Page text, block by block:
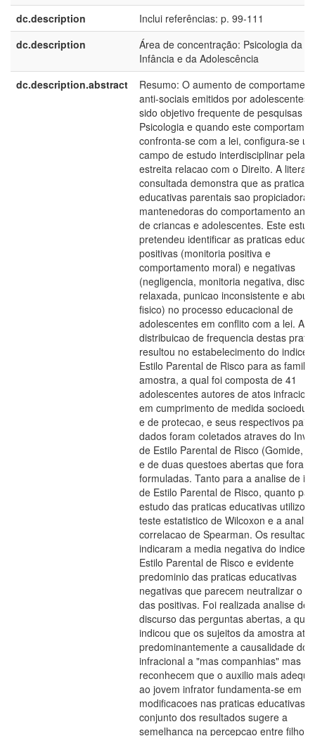
dc.description
Inclui referências: p. 99-111
dc.description
Área de concentração: Psicologia da
Infância e da Adolescência
dc.description.abstract
Resumo: O aumento de
anti-sociais emitidos por adolescentes
sido objetivo frequente de pesquisas
Psicologia e quando este
confronta-se com a lei, configura-se
campo de estudo interdisciplinar pela
estreita relacao com o Direito. A
consultada demonstra que as praticas
educativas parentais sao
mantenedoras do comportamento
de criancas e adolescentes. Este
pretendeu identificar as praticas
positivas (monitoria positiva e
comportamento moral) e negativas
(negligencia, monitoria negativa,
relaxada, punicao inconsistente e
fisico) no processo educacional de
adolescentes em conflito com a lei. A
distribuicao de frequencia destas
resultou no estabelecimento do indice
Estilo Parental de Risco para as
amostra, a qual foi composta de 41
adolescentes autores de atos
em cumprimento de medida
e de protecao, e seus respectivos
dados foram coletados atraves do
de Estilo Parental de Risco (Gomide,
e de duas questoes abertas que foram
formuladas. Tanto para a analise de
de Estilo Parental de Risco, quanto
estudo das praticas educativas
teste estatistico de Wilcoxon e a
correlacao de Spearman. Os
indicaram a media negativa do indice
Estilo Parental de Risco e evidente
predominio das praticas educativas
negativas que parecem neutralizar o
das positivas. Foi realizada analise de
discurso das perguntas abertas, a qual
indicou que os sujeitos da amostra
predominantemente a causalidade do
infracional a "mas companhias" mas
reconhecem que o auxilio mais
ao jovem infrator fundamenta-se em
modificacoes nas praticas educativas.
conjunto dos resultados sugere a
semelhanca na percepcao entre filho,